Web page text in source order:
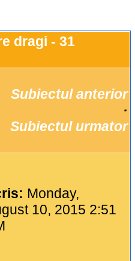
dragi - 31
Subiectul anterior
Subiectul urmator
Monday,
10, 2015 2:51